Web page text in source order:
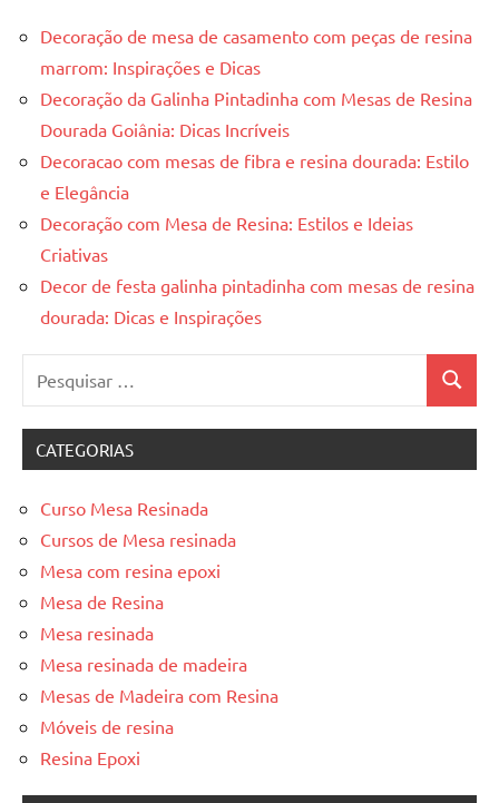
Decoração de mesa de casamento com peças de resina
marrom: Inspirações e Dicas
Decoração da Galinha Pintadinha com Mesas de Resina
Dourada Goiânia: Dicas Incríveis
Decoracao com mesas de fibra e resina dourada: Estilo
e Elegância
Decoração com Mesa de Resina: Estilos e Ideias
Criativas
Decor de festa galinha pintadinha com mesas de resina
dourada: Dicas e Inspirações
CATEGORIAS
Curso Mesa Resinada
Cursos de Mesa resinada
Mesa com resina epoxi
Mesa de Resina
Mesa resinada
Mesa resinada de madeira
Mesas de Madeira com Resina
Móveis de resina
Resina Epoxi